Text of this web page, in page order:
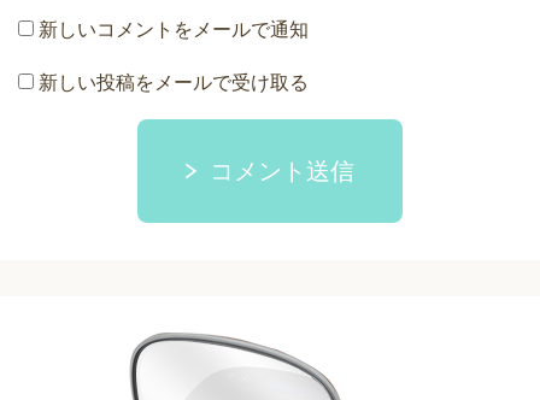
新しいコメントをメールで通知
新しい投稿をメールで受け取る
コメント送信